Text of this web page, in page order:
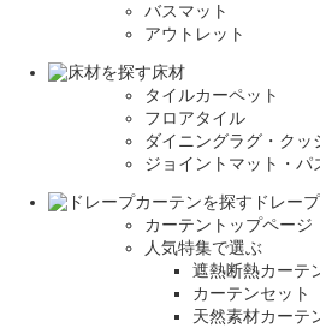
バスマット
アウトレット
床材
タイルカーペット
フロアタイル
ダイニングラグ・クッ
ジョイントマット・パ
ドレー
カーテントップページ
人気特集で選ぶ
遮熱断熱カーテ
カーテンセット
天然素材カーテ